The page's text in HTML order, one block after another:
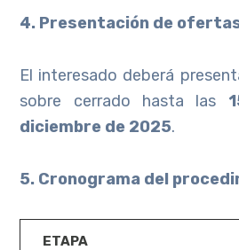
4. Presentación de
El interesado deberá
sobre cerrado hasta las
diciembre de 2025.
5. Cronograma del
ETAPA